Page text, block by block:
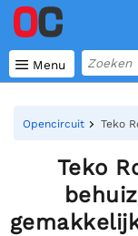
 Menu
Opencircuit Teko
Teko